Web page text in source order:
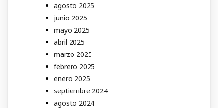
agosto 2025
junio 2025
mayo 2025
abril 2025
marzo 2025
febrero 2025
enero 2025
septiembre 2024
agosto 2024